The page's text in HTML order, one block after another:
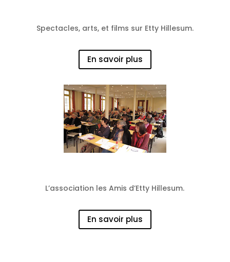
Spectacles, arts, et films sur Etty Hillesum.
En savoir plus
L’association les Amis d’Etty Hillesum.
En savoir plus